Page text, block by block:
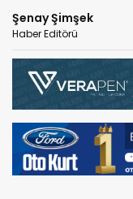
Şenay Şimşek
Haber Editörü